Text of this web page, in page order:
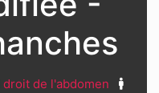
droit de l'abdomen